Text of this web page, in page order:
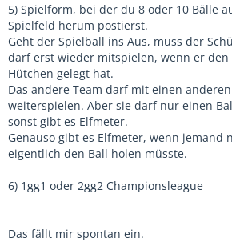
5) Spielform, bei der du 8 oder 10 Bälle
Spielfeld herum postierst.
Geht der Spielball ins Aus, muss der
darf erst wieder mitspielen, wenn er
Hütchen gelegt hat.
Das andere Team darf mit einen
weiterspielen. Aber sie darf nur einen
sonst gibt es Elfmeter.
Genauso gibt es Elfmeter, wenn jemand
eigentlich den Ball holen müsste.
6) 1gg1 oder 2gg2 Championsleague
Das fällt mir spontan ein.